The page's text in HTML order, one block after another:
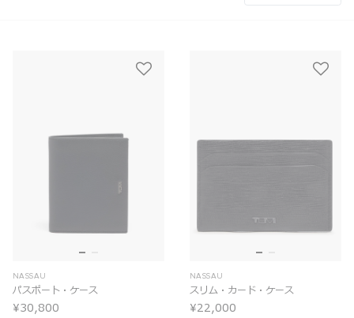
NASSAU
パスポート・ケース
¥30,800
NASSAU
スリム・カード・ケース
¥22,000